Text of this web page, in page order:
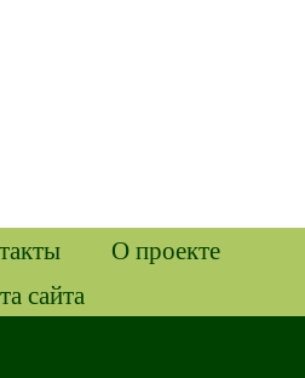
О проекте
сайта